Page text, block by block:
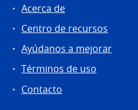
Acerca de
Centro de recursos
Ayúdanos a mejorar
Términos de uso
Contacto